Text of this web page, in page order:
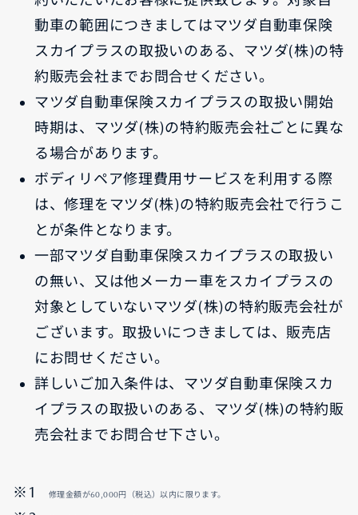
動車の範囲につきましてはマツダ自動車保険
スカイプラスの取扱いのある、マツダ(株)の特
約販売会社までお問合せください。
マツダ自動車保険スカイプラスの取扱い開始
時期は、マツダ(株)の特約販売会社ごとに異な
る場合があります。
ボディリペア修理費用サービスを利用する際
は、修理をマツダ(株)の特約販売会社で行うこ
とが条件となります。
一部マツダ自動車保険スカイプラスの取扱い
の無い、又は他メーカー車をスカイプラスの
対象としていないマツダ(株)の特約販売会社が
ございます。取扱いにつきましては、販売店
にお問せください。
詳しいご加入条件は、マツダ自動車保険スカ
イプラスの取扱いのある、マツダ(株)の特約販
売会社までお問合せ下さい。
修理金額が60,000円（税込）以内に限ります。